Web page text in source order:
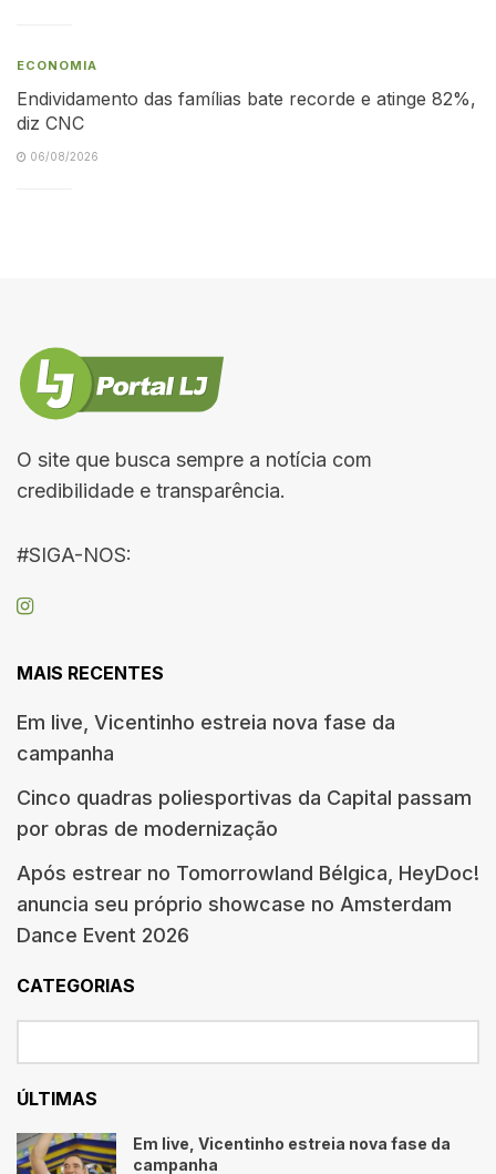
ECONOMIA
Endividamento das famílias bate recorde e atinge 82%,
diz CNC
06/08/2026
O site que busca sempre a notícia com
credibilidade e transparência.
#SIGA-NOS:
MAIS RECENTES
Em live, Vicentinho estreia nova fase da
campanha
Cinco quadras poliesportivas da Capital passam
por obras de modernização
Após estrear no Tomorrowland Bélgica, HeyDoc!
anuncia seu próprio showcase no Amsterdam
Dance Event 2026
CATEGORIAS
ÚLTIMAS
Em live, Vicentinho estreia nova fase da
campanha